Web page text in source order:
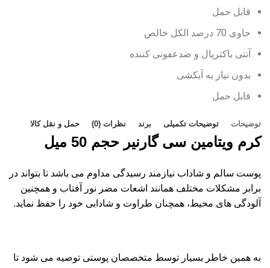
قابل حمل
حاوی 70 درصد الکل خالص
آنتی باکتریال و ضدعفونی کننده
بدون نیاز به آبکشی
قابل حمل
توضیحات توضیحات تکمیلی برند نظرات (0) حمل و نقل کالا
کرم ویتامین سی گارنیر حجم 50 میل
پوست سالم و شاداب نیازمند رسیدگی مداوم می باشد تا بتواند در
برابر مشکلات مختلف همانند اشعات مضر نور آفتاب و همچنین
آلودگی های محیط، همچنان طراوت و شادابی خود را حفظ نماید.
به همین خاطر بسیار توسط متخصصان پوستی توصیه می شود تا